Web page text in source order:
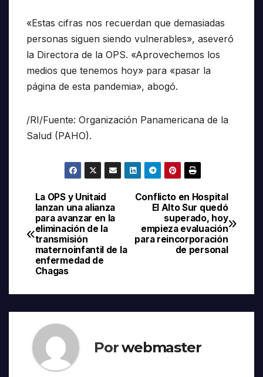
«Estas cifras nos recuerdan que demasiadas
personas siguen siendo vulnerables», aseveró
la Directora de la OPS. «Aprovechemos los
medios que tenemos hoy» para «pasar la
página de esta pandemia», abogó.
/RI/Fuente: Organización Panamericana de la
Salud (PAHO).
Navegación
de
entradas
Conflicto en Hospital
El Alto Sur quedó
superado, hoy
empieza evaluación
para reincorporación
de personal
La OPS y Unitaid
lanzan una alianza
para avanzar en la
eliminación de la
transmisión
maternoinfantil de la
enfermedad de
Chagas
Porwebmaster